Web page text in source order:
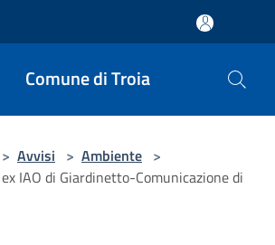
Comune di Troia
> Avvisi > Ambiente >
IAO di Giardinetto-Comunicazione di